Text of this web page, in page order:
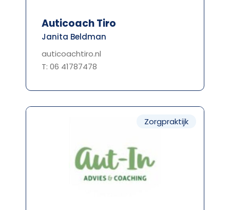
Auticoach Tiro
Janita Beldman
auticoachtiro.nl
T: 06 41787478
Zorgpraktijk